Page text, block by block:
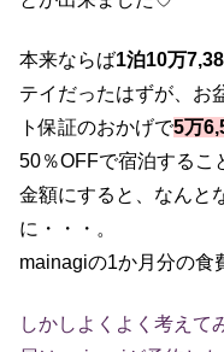
本来ならば1泊10万
テイだったはずが、お
ト保証のおかげで5万
50％OFFで宿泊するこ
金額にすると、なんと
に・・・。
mainagiの1か月分の食
しかしよくよく考えて